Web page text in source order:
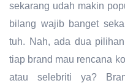
sekarang udah makin
bilang wajib banget
tuh. Nah, ada dua
tiap brand mau rencana
atau selebriti ya?